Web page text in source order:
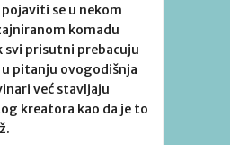
pojaviti se u nekom
komadu
svi prisutni prebacuju
u pitanju ovogodišnja
već stavljaju
kreatora kao da je to